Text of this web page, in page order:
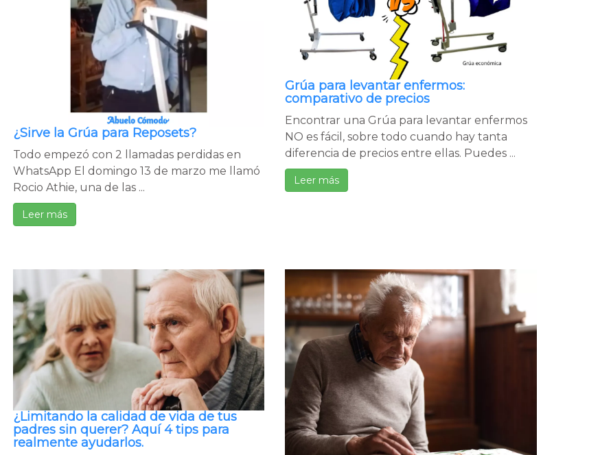
¿Sirve la Grúa para Reposets?
Todo empezó con 2 llamadas perdidas en
WhatsApp El domingo 13 de marzo me llamó
Rocio Athie, una de las ...
Leer más
Grúa para levantar enfermos:
comparativo de precios
Encontrar una Grúa para levantar enfermos
NO es fácil, sobre todo cuando hay tanta
diferencia de precios entre ellas. Puedes ...
Leer más
¿Limitando la calidad de vida de tus
padres sin querer? Aquí 4 tips para
realmente ayudarlos.